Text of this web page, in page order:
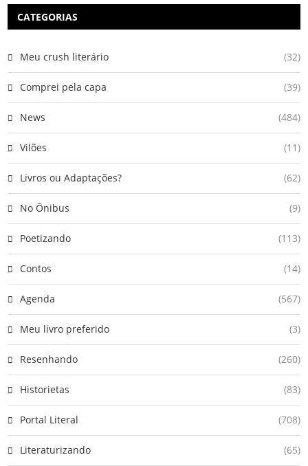
CATEGORIAS
Meu crush literário (32)
Comprei pela capa (39)
News (484)
Vilões (11)
Livros ou Adaptações? (62)
No Ônibus (9)
Poetizando (113)
Contos (14)
Agenda (567)
Meu livro preferido (3)
Resenhando (260)
Historietas (83)
Portal Literal (708)
Literaturizando (65)